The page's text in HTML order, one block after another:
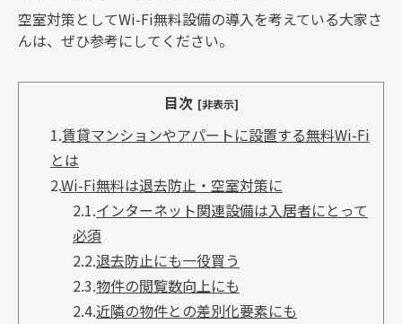
空室対策としてWi-Fi無料設備の導入を考えている大家さ
んは、ぜひ参考にしてください。
目次 [非表示]
1.賃貸マンションやアパートに設置する無料Wi-Fi
とは
2.Wi-Fi無料は退去防止・空室対策に
2.1.インターネット関連設備は入居者にとって
必須
2.2.退去防止にも一役買う
2.3.物件の閲覧数向上にも
2.4.近隣の物件との差別化要素にも